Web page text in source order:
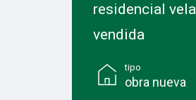
residencial
vendida
tipo
obra nueva